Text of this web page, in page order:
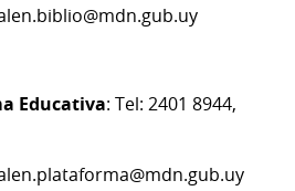
Educativa: Tel: 2401 8944,